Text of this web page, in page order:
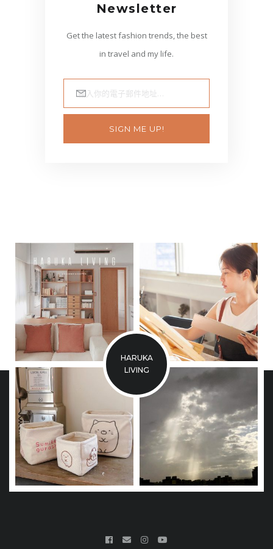
Newsletter
Get the latest fashion trends, the best
in travel and my life.
輸入你的電子郵件地址…
SIGN ME UP!
HARUKA
LIVING